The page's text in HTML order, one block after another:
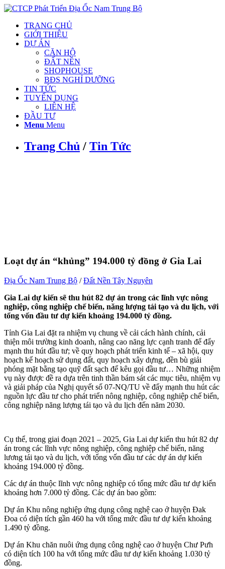
TRANG CHỦ
GIỚI THIỆU
DỰ ÁN
CĂN HỘ
ĐẤT NỀN
SHOPHOUSE
BĐS NGHỈ DƯỠNG
TIN TỨC
TUYỂN DỤNG
LIÊN HỆ
ĐẦU TƯ
Menu Menu
Trang Chủ / Tin Tức
Loạt dự án “khủng” 194.000 tỷ đồng ở Gia Lai
Địa Ốc Nam Trung Bộ /Đất Nền Tây Nguyên
Gia Lai dự kiến sẽ thu hút 82 dự án trong các lĩnh vực nông
nghiệp, công nghiệp chế biến, năng lượng tái tạo và du lịch, với
tổng vốn đầu tư dự kiến khoảng 194.000 tỷ đồng.
Tỉnh Gia Lai đặt ra nhiệm vụ chung về cải cách hành chính, cải
thiện môi trường kinh doanh, nâng cao năng lực cạnh tranh để đẩy
mạnh thu hút đầu tư; về quy hoạch phát triển kinh tế – xã hội, quy
hoạch kế hoạch sử dụng đất, quy hoạch xây dựng, đền bù giải
phóng mặt bằng tạo quỹ đất sạch để kêu gọi đầu tư… Những nhiệm
vụ này được đề ra dựa trên tinh thần bám sát các mục tiêu, nhiệm vụ
và giải pháp của Nghị quyết số 07-NQ/TU về đẩy mạnh thu hút các
nguồn lực đầu tư cho phát triển nông nghiệp, công nghiệp chế biến,
công nghiệp năng lượng tái tạo và du lịch đến năm 2030.
Cụ thể, trong giai đoạn 2021 – 2025, Gia Lai dự kiến thu hút 82 dự
án trong các lĩnh vực nông nghiệp, công nghiệp chế biến, năng
lương tái tạo và du lịch, với tổng vốn đầu tư các dự án dự kiến
khoảng 194.000 tỷ đồng.
Các dự án thuộc lĩnh vực nông nghiệp có tổng mức đầu tư dự kiến
khoảng hơn 7.000 tỷ đồng. Các dự án bao gồm:
Dự án Khu nông nghiệp ứng dụng công nghệ cao ở huyện Đak
Đoa có diện tích gần 460 ha với tổng mức đầu tư dự kiến khoảng
1.490 tỷ đồng.
Dự án Khu chăn nuôi ứng dụng công nghệ cao ở huyện Chư Pưh
có diện tích 100 ha với tổng mức đầu tư dự kiến khoảng 1.030 tỷ
đồng.